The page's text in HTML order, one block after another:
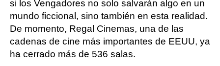
si los Vengadores no solo salvarán algo en un
mundo ficcional, sino también en esta realidad.
De momento, Regal Cinemas, una de las
cadenas de cine más importantes de EEUU, ya
ha cerrado más de 536 salas.